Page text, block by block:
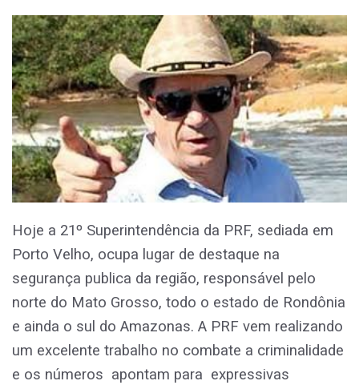
Hoje a 21º Superintendência da PRF, sediada em
Porto Velho, ocupa lugar de destaque na
segurança publica da região, responsável pelo
norte do Mato Grosso, todo o estado de Rondônia
e ainda o sul do Amazonas. A PRF vem realizando
um excelente trabalho no combate a criminalidade
e os números apontam para expressivas